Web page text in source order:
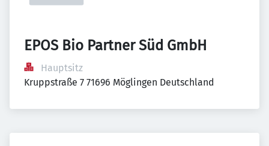
EPOS Bio Partner Süd GmbH
Hauptsitz
Kruppstraße 7 71696 Möglingen Deutschland